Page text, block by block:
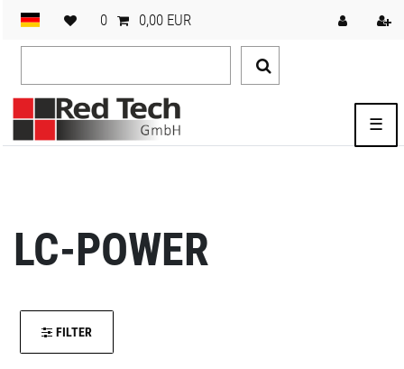
0 0,00 EUR
☰
LC-POWER
FILTER